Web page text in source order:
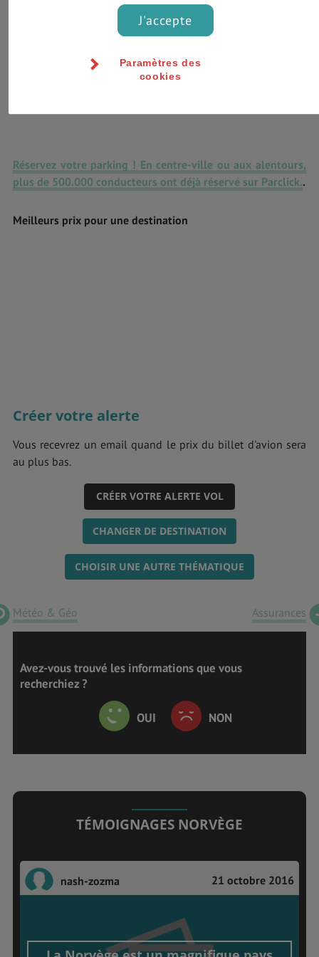
Réservez votre parking ! En centre-ville ou aux alentours,
plus de 500.000 conducteurs ont déjà réservé sur Parclick..
Meilleurs prix pour une destination
Créer votre alerte
Vous recevrez un email quand le prix du billet d'avion sera
au plus bas.
CRÉER VOTRE ALERTE VOL
CHANGER DE DESTINATION
CHOISIR UNE AUTRE THÉMATIQUE
Météo & Géo Assurances
Avez-vous trouvé les informations que vous
recherchiez ?
OUI NON
TÉMOIGNAGES NORVÈGE
nash-zozma 21 octobre 2016
J'accepte
Paramètres des
cookies